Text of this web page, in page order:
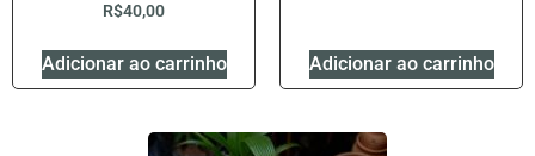
R$40,00
Adicionar ao carrinho Adicionar ao carrinho